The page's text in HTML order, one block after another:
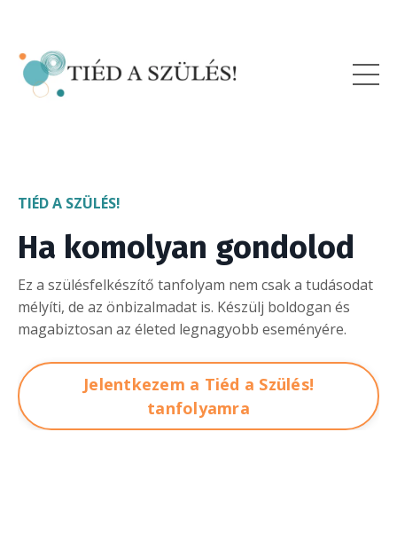
TIÉD A SZÜLÉS!
Ha komolyan gondolod
Ez a szülésfelkészítő tanfolyam nem csak a tudásodat
mélyíti, de az önbizalmadat is. Készülj boldogan és
magabiztosan az életed legnagyobb eseményére.
Jelentkezem a Tiéd a Szülés!
tanfolyamra